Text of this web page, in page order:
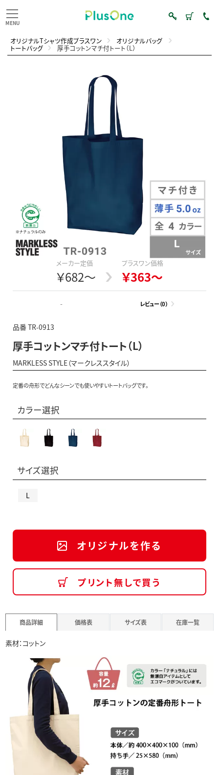
オリジナルTシャツ作成プラスワン オリジナルバッグ
トートバッグ 厚手コットンマチ付トート（L）
メーカー定価
￥682～
プラスワン価格
￥363～
- レビュー（0）
品番 TR-0913
厚手コットンマチ付トート（L）
MARKLESS STYLE（マークレススタイル）
定番の舟形でどんなシーンでも使いやすいトートバッグです。
カラー選択
サイズ選択
L
オリジナルを作る
プリント無しで買う
商品詳細 価格表 サイズ表 在庫一覧
素材：コットン